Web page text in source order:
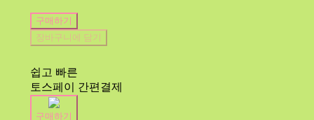
구매하기
장바구니에 담기
쉽고 빠른
토스페이 간편결제
구매하기